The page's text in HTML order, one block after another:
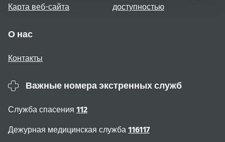
Карта веб-сайта
доступностью
О нас
Контакты
Важные номера экстренных служб
Служба спасения 112
Дежурная медицинская служба 116117